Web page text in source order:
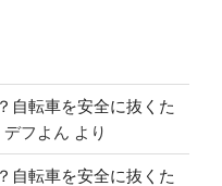
自転車を安全に抜くた
デフよん より
自転車を安全に抜くた